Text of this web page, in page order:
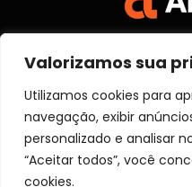
Valorizamos sua
Utilizamos cookies para
navegação, exibir
personalizado e analisar
“Aceitar todos”, você
cookies.
(Twitter)
SOBRE NÓS
POLITICA DE